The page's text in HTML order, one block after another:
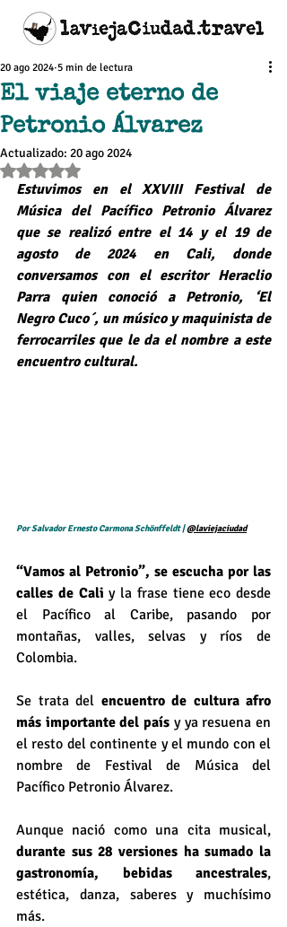
El viaje eterno de
Petronio Álvarez
20 ago 2024 5 min de lectura
Actualizado: 20 ago 2024
Obtuvo NaN de 5 estrellas.
Estuvimos en el XXVIII Festival de
Música del Pacífico Petronio Álvarez
que se realizó entre el 14 y el 19 de
agosto de 2024 en Cali, donde
conversamos con el escritor Heraclio
Parra quien conoció a Petronio, ‘El
Negro Cuco´, un músico y maquinista de
ferrocarriles que le da el nombre a este
encuentro cultural.
Por Salvador Ernesto Carmona Schönffeldt | @laviejaciudad
“Vamos al Petronio”, se escucha por las
calles de Cali y la frase tiene eco desde
el Pacífico al Caribe, pasando por
montañas, valles, selvas y ríos de
Colombia.
Se trata del encuentro de cultura afro
más importante del país y ya resuena en
el resto del continente y el mundo con el
nombre de Festival de Música del
Pacífico Petronio Álvarez.
durante sus 28 versiones ha sumado la
gastronomía, bebidas ancestrales,
estética, danza, saberes y muchísimo
más.